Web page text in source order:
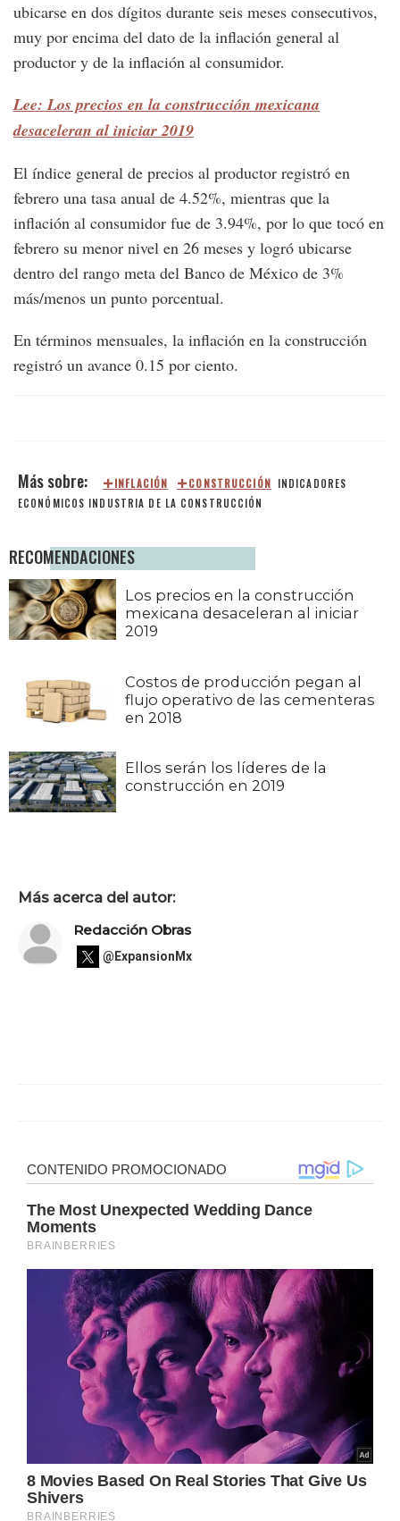
ubicarse en dos dígitos durante seis meses consecutivos,
muy por encima del dato de la inflación general al
productor y de la inflación al consumidor.
Lee: Los precios en la construcción mexicana
desaceleran al iniciar 2019
El índice general de precios al productor registró en
febrero una tasa anual de 4.52%, mientras que la
inflación al consumidor fue de 3.94%, por lo que tocó en
febrero su menor nivel en 26 meses y logró ubicarse
dentro del rango meta del Banco de México de 3%
más/menos un punto porcentual.
En términos mensuales, la inflación en la construcción
registró un avance 0.15 por ciento.
INFLACIÓN CONSTRUCCIÓN INDICADORES
ECONÓMICOS INDUSTRIA DE LA CONSTRUCCIÓN
RECOMENDACIONES
Los precios en la construcción
mexicana desaceleran al iniciar
2019
Costos de producción pegan al
flujo operativo de las cementeras
en 2018
Ellos serán los líderes de la
construcción en 2019
Más acerca del autor:
Redacción Obras
@ExpansionMx